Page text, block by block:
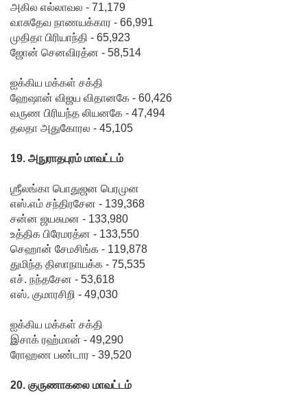
அகில எல்லாவல - 71,179
வாசுதேவ நாணயக்கார - 66,991
முதிதா பிரியாந்தி - 65,923
ஜோன் செனவிரத்ன - 58,514
ஐக்கிய மக்கள் சக்தி
ஹேஷான் விஜய விதானகே - 60,426
வருண பிரியந்த லியனகே - 47,494
தலதா அதுகோரல - 45,105
19. அநுராதபுரம் மாவட்டம்
ஶ்ரீலங்கா பொதுஜன பெரமுன
எஸ்.எம் சந்திரசேன - 139,368
சன்ன ஜயசுமன - 133,980
உத்திக பிரேமரத்ன - 133,550
செஹான் சேமசிங்க - 119,878
துமிந்த திஸாநாயக்க - 75,535
எச். நந்தசேன - 53,618
எஸ். குமாரசிறி - 49,030
ஐக்கிய மக்கள் சக்தி
இசாக் ரஹ்மான் - 49,290
ரோஹண பண்டார - 39,520
20. குருணாகலை மாவட்டம்